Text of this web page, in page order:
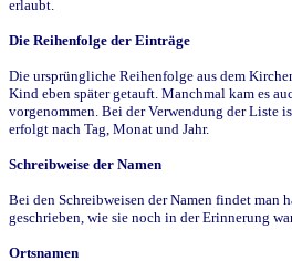
erlaubt.
Die Reihenfolge der Einträge
Die ursprüngliche Reihenfolge aus dem
Kind eben später getauft. Manchmal kam es
vorgenommen. Bei der Verwendung der Liste
erfolgt nach Tag, Monat und Jahr.
Schreibweise der Namen
Bei den Schreibweisen der Namen findet man
geschrieben, wie sie noch in der Erinnerung
Ortsnamen